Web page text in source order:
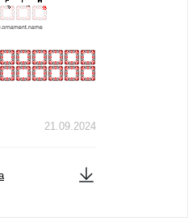
21.09.2024